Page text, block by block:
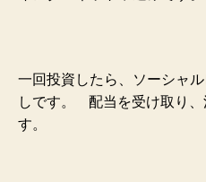
一回投資したら、ソーシャ
しです。
配当を受け取り
す。